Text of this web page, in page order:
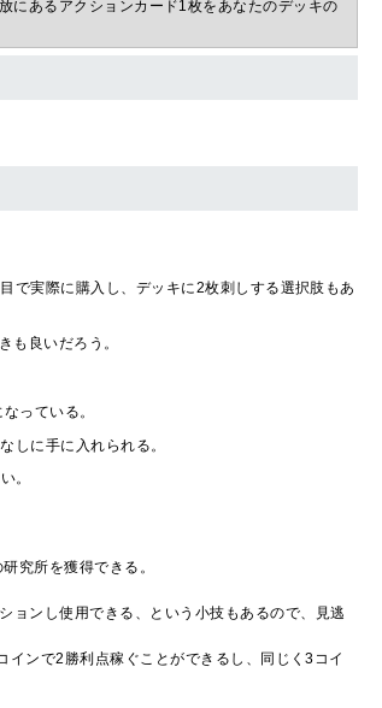
にあるアクションカード1枚をあなたのデッキの
で実際に購入し、デッキに2枚刺しする選択肢もあ
も良いだろう。
っている。
しに手に入れられる。
。
究所を獲得できる。
ョンし使用できる、という小技もあるので、見逃
インで2勝利点稼ぐことができるし、同じく3コイ